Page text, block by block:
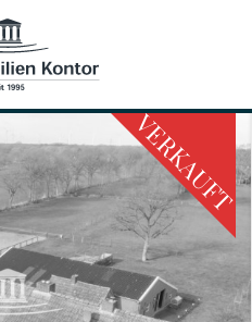
VERKAUFT